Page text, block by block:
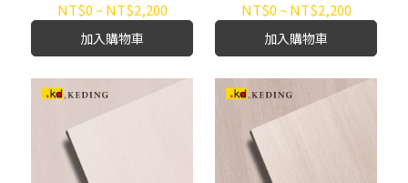
NT$0~NT$2,200
加入購物車
NT$0~NT$2,200
加入購物車